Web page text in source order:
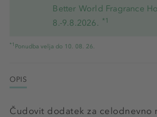
Better World Fragrance
8.-9.8.2026. *1
*1 Ponudba velja do 10. 08. 26.
OPIS
Čudovit dodatek za celodnevno